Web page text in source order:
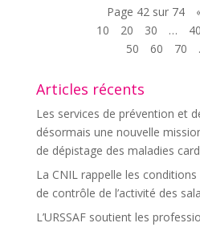
Page 42 sur 74
10
20 30 … 40
50
60 70
Articles récents
Les services de prévention et
désormais une nouvelle
de dépistage des maladies
La CNIL rappelle les
de contrôle de l’activité des
L’URSSAF soutient les